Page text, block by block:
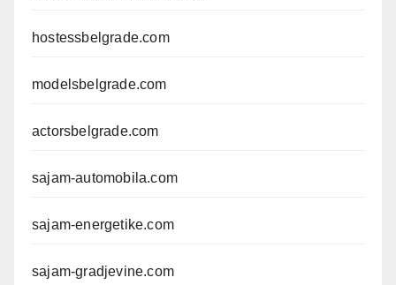
hostessbelgrade.com
modelsbelgrade.com
actorsbelgrade.com
sajam-automobila.com
sajam-energetike.com
sajam-gradjevine.com